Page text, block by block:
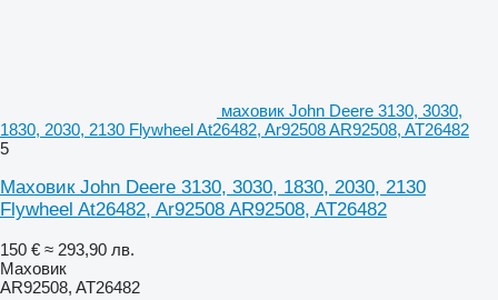
маховик John Deere 3130, 3030,
1830, 2030, 2130 Flywheel At26482, Ar92508 AR92508, AT26482
5
Маховик John Deere 3130, 3030, 1830, 2030, 2130
Flywheel At26482, Ar92508 AR92508, AT26482
150 € ≈ 293,90 лв.
Маховик
AR92508, AT26482